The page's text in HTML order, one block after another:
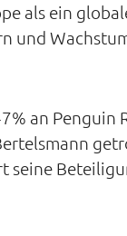
als ein
und
an